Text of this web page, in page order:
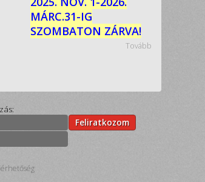
MÁRC.31-IG
SZOMBATON ZÁRVA!
Tovább
Feliratkozom